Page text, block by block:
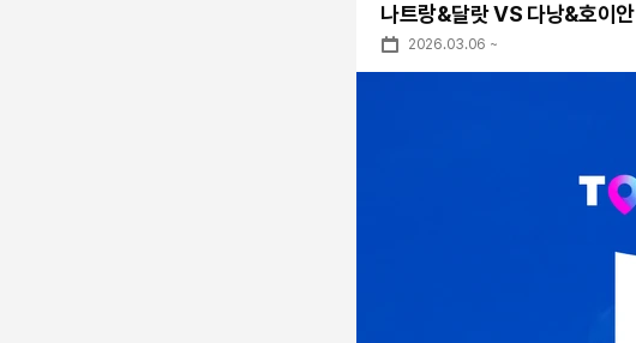
나트랑&달랏 VS 다낭&호이안
2026.03.06 ~